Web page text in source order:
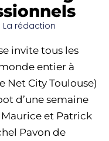
La rédaction
invite tous les
entier à
Net City Toulouse)
d’une semaine
Maurice et Patrick
Pavon de